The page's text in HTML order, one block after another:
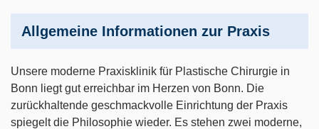
Allgemeine Informationen zur Praxis
Unsere moderne Praxisklinik für Plastische Chirurgie in
Bonn liegt gut erreichbar im Herzen von Bonn. Die
zurückhaltende geschmackvolle Einrichtung der Praxis
spiegelt die Philosophie wieder. Es stehen zwei moderne,